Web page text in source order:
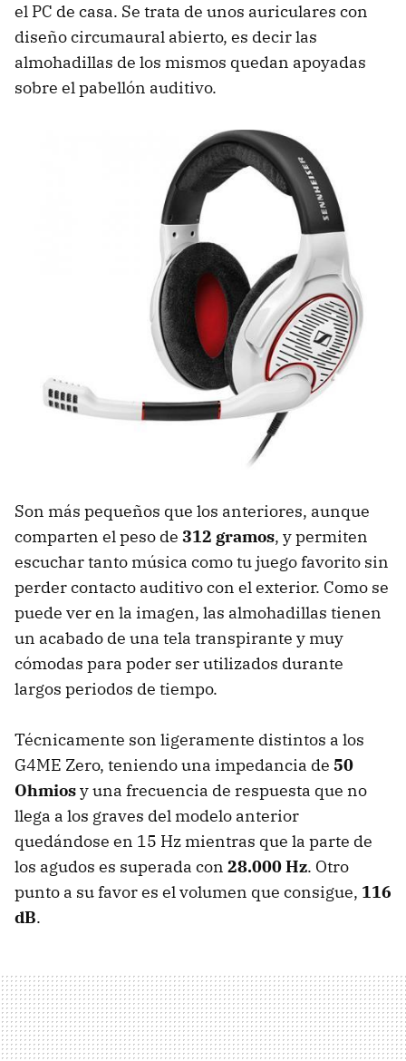
el PC de casa. Se trata de unos auriculares con
diseño circumaural abierto, es decir las
almohadillas de los mismos quedan apoyadas
sobre el pabellón auditivo.
Son más pequeños que los anteriores, aunque
comparten el peso de 312 gramos, y permiten
escuchar tanto música como tu juego favorito sin
perder contacto auditivo con el exterior. Como se
puede ver en la imagen, las almohadillas tienen
un acabado de una tela transpirante y muy
cómodas para poder ser utilizados durante
largos periodos de tiempo.
Técnicamente son ligeramente distintos a los
G4ME Zero, teniendo una impedancia de 50
Ohmiosy una frecuencia de respuesta que no
llega a los graves del modelo anterior
quedándose en 15 Hz mientras que la parte de
los agudos es superada con 28.000 Hz. Otro
punto a su favor es el volumen que consigue, 116
dB.